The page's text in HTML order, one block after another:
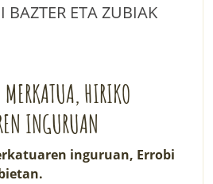
BAZTER ETA ZUBIAK
HIRIKO
INGURUAN
inguruan, Errobi